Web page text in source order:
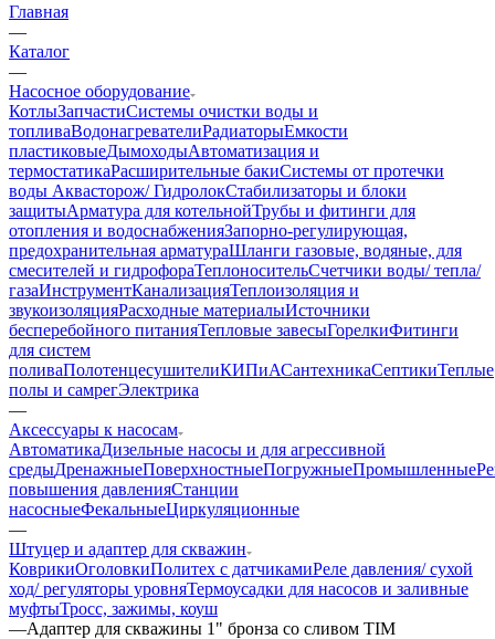
Главная
—
Каталог
—
Насосное оборудование
КотлыЗапчастиСистемы очистки воды и
топливаВодонагревателиРадиаторыЕмкости
пластиковыеДымоходыАвтоматизация и
термостатикаРасширительные бакиСистемы от протечки
воды Аквасторож/ ГидролокСтабилизаторы и блоки
защитыАрматура для котельнойТрубы и фитинги для
отопления и водоснабженияЗапорно-регулирующая,
предохранительная арматураШланги газовые, водяные, для
смесителей и гидрофораТеплоносительСчетчики воды/ тепла/
газаИнструментКанализацияТеплоизоляция и
звукоизоляцияРасходные материалыИсточники
бесперебойного питанияТепловые завесыГорелкиФитинги
для систем
поливаПолотенцесушителиКИПиАСантехникаСептикиТеплые
полы и самрегЭлектрика
—
Аксессуары к насосам
АвтоматикаДизельные насосы и для агрессивной
средыДренажныеПоверхностныеПогружныеПромышленные
повышения давленияСтанции
насосныеФекальныеЦиркуляционные
—
Штуцер и адаптер для скважин
КоврикиОголовкиПолитех с датчикамиРеле давления/ сухой
ход/ регуляторы уровняТермоусадки для насосов и заливные
муфтыТросс, зажимы, коуш
—Адаптер для скважины 1" бронза со сливом TIM